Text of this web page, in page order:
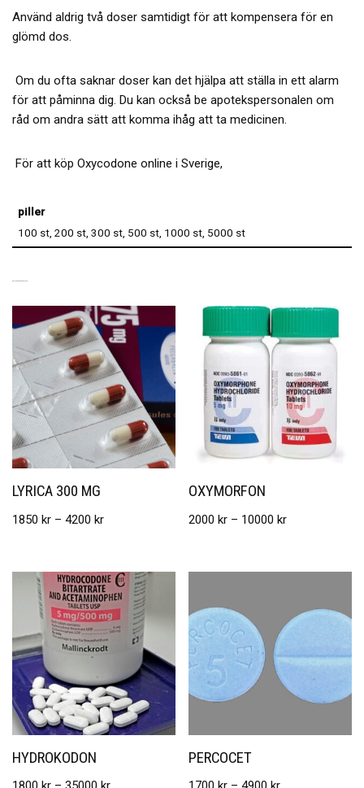
Använd aldrig två doser samtidigt för att kompensera för en
glömd dos.
Om du ofta saknar doser kan det hjälpa att ställa in ett alarm
för att påminna dig. Du kan också be apotekspersonalen om
råd om andra sätt att komma ihåg att ta medicinen.
För att köp Oxycodone online i Sverige,
piller
100 st, 200 st, 300 st, 500 st, 1000 st, 5000 st
LYRICA 300 MG
1850 kr – 4200 kr
OXYMORFON
2000kr – 10000kr
HYDROKODON PERCOCET